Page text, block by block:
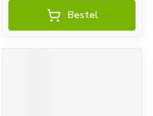
Bestel